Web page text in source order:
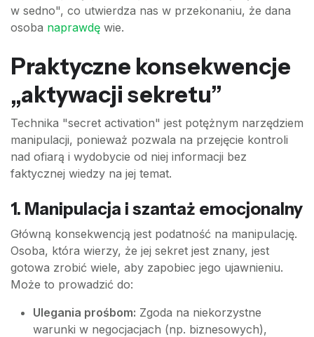
w sedno", co utwierdza nas w przekonaniu, że dana
osoba naprawdę wie.
Praktyczne konsekwencje
„aktywacji sekretu”
Technika "secret activation" jest potężnym narzędziem
manipulacji, ponieważ pozwala na przejęcie kontroli
nad ofiarą i wydobycie od niej informacji bez
faktycznej wiedzy na jej temat.
1. Manipulacja i szantaż emocjonalny
Główną konsekwencją jest podatność na manipulację.
Osoba, która wierzy, że jej sekret jest znany, jest
gotowa zrobić wiele, aby zapobiec jego ujawnieniu.
Może to prowadzić do:
Ulegania prośbom: Zgoda na niekorzystne
warunki w negocjacjach (np. biznesowych),